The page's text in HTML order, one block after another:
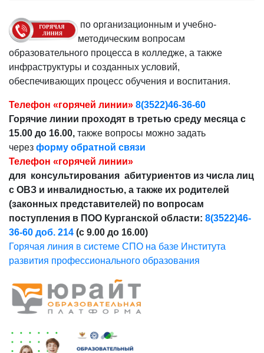
по организационным и учебно-
методическим вопросам
образовательного процесса в колледже, а также
инфраструктуры и созданных условий,
обеспечивающих процесс обучения и воспитания.
Телефон «горячей линии» 8(3522)46-36-60
Горячие линии проходят в третью среду месяца с
15.00 до 16.00, также вопросы можно задать
через форму обратной связи
Телефон «горячей линии»
для консультирования абитуриентов из числа лиц
с ОВЗ и инвалидностью, а также их родителей
(законных представителей) по вопросам
поступления в ПОО Курганской области: 8(3522)46-
36-60 доб. 214 (с 9.00 до 16.00)
Горячая линия в системе СПО на базе Института
развития профессионального образования